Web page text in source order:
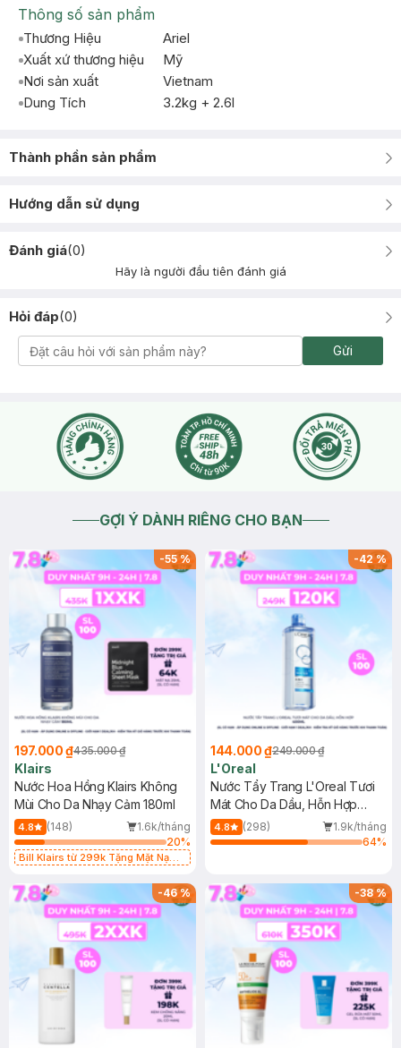
Thông số sản phẩm
Thương Hiệu
Ariel
Xuất xứ thương hiệu
Mỹ
Nơi sản xuất
Vietnam
Dung Tích
3.2kg + 2.6l
Thành phần sản phẩm
Hướng dẫn sử dụng
Đánh giá(0)
Hãy là người đầu tiên đánh giá
Hỏi đáp(0)
Gửi
GỢI Ý DÀNH RIÊNG CHO BẠN
-55%
197.000 ₫435.000 ₫
Klairs
Nước Hoa Hồng Klairs Không
Mùi Cho Da Nhạy Cảm 180ml
4.8 (148)
1.6k/tháng
20%
Bill Klairs từ 299k Tặng Mặt Nạ
25ml (SL Có Hạn)
-42%
144.000 ₫249.000 ₫
L'Oreal
Nước Tẩy Trang L'Oreal Tươi
Mát Cho Da Dầu, Hỗn Hợp
400ml
4.8 (298)
1.9k/tháng
64%
-46% -38%